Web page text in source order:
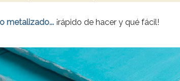
metalizado... ¡rápido de hacer y qué fácil!